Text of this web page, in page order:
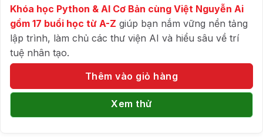
Khóa học Python & AI Cơ Bản cùng Việt Nguyễn Ai
gồm 17 buổi học từ A-Z giúp bạn nắm vững nền tảng
lập trình, làm chủ các thư viện AI và hiểu sâu về trí
tuệ nhân tạo.
Thêm vào giỏ hàng
Xem thử